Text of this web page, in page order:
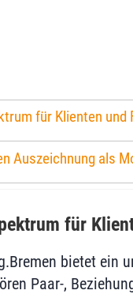
für Klienten und
Auszeichnung als
für
bietet ein
Paar-,